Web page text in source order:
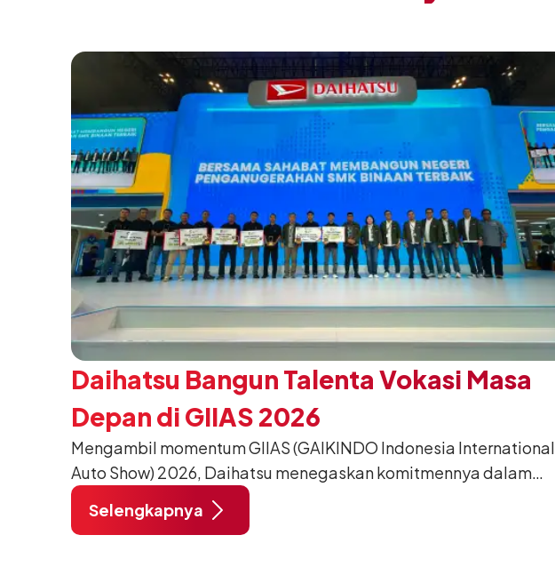
Daihatsu Bangun Talenta Vokasi Masa
Depan di GIIAS 2026
Mengambil momentum GIIAS (GAIKINDO Indonesia International
Auto Show) 2026, Daihatsu menegaskan komitmennya dalam
meningkatkan kualitas SDM (Sumber Daya Manusia) melalui
pendidikan vokasi bertema “Bersama Sahabat Membangun
Selengkapnya